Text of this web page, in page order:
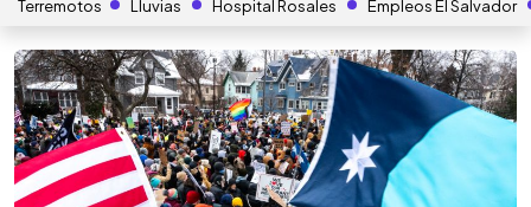
Terremotos Lluvias Hospital Rosales Empleos El Salvador